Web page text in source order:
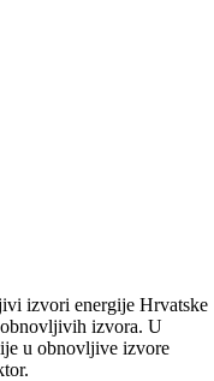
izvori energije Hrvatske
izvora. U
u obnovljive izvore